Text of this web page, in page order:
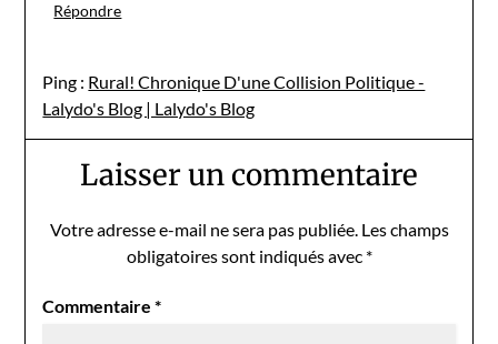
Répondre
Ping : Rural! Chronique D'une Collision Politique -
Lalydo's Blog | Lalydo's Blog
Laisser un commentaire
Votre adresse e-mail ne sera pas publiée. Les champs
obligatoires sont indiqués avec *
Commentaire*